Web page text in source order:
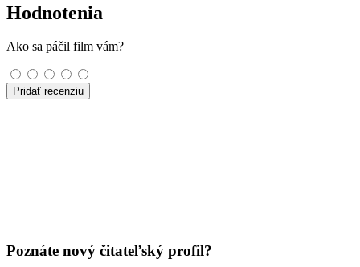
Hodnotenia
Ako sa páčil film vám?
Pridať recenziu
Poznáte nový čitateľský profil?